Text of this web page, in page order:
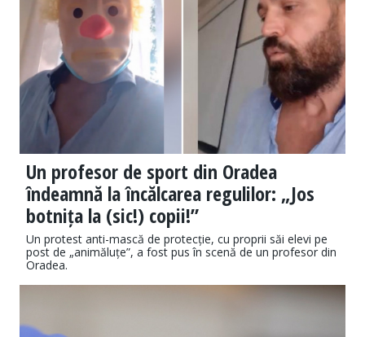
Un profesor de sport din Oradea
îndeamnă la încălcarea regulilor: „Jos
botnița la (sic!) copii!”
Un protest anti-mască de protecție, cu proprii săi elevi pe
post de „animăluțe”, a fost pus în scenă de un profesor din
Oradea.